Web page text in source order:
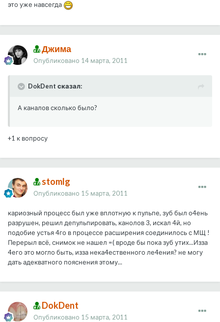
это уже навсегда
Джима
Опубликовано 14 марта, 2011
DokDent сказал:
А каналов сколько было?
+1 к вопросу
stomlg
Опубликовано 15 марта, 2011
кариозный процесс был уже вплотную к пульпе, зуб был о4ень
разрушен, решил депульпировать, канолов 3, искал 4й, но
подобие устья 4го в процессе расширения соединилось с МЩ !
Перерыл всё, снимок не нашел =( вроде бы пока зуб утих...Изза
4его это могло быть, изза нека4ественного ле4ения? не могу
дать адекватного пояснения этому...
DokDent
Опубликовано 15 марта, 2011